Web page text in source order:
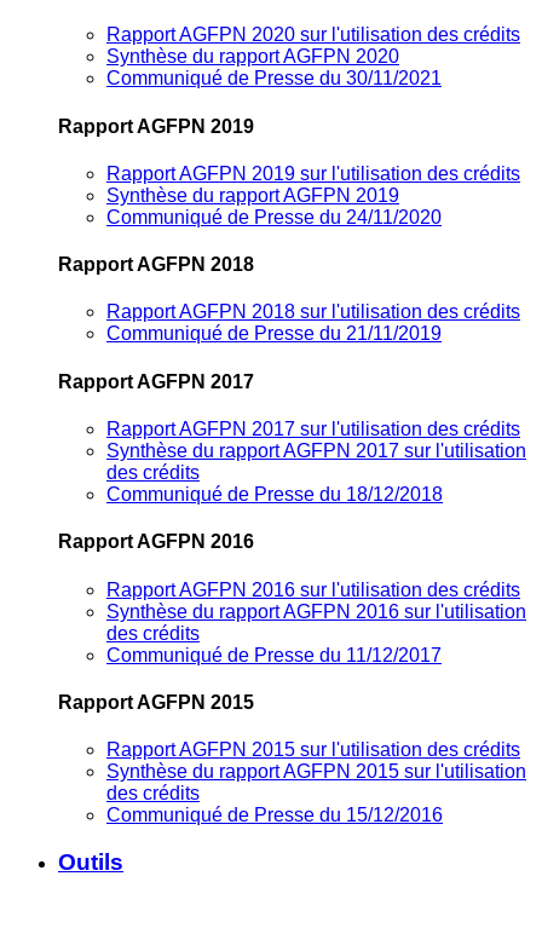
Rapport AGFPN 2020 sur l'utilisation des crédits
Synthèse du rapport AGFPN 2020
Communiqué de Presse du 30/11/2021
Rapport AGFPN 2019
Rapport AGFPN 2019 sur l'utilisation des crédits
Synthèse du rapport AGFPN 2019
Communiqué de Presse du 24/11/2020
Rapport AGFPN 2018
Rapport AGFPN 2018 sur l'utilisation des crédits
Communiqué de Presse du 21/11/2019
Rapport AGFPN 2017
Rapport AGFPN 2017 sur l'utilisation des crédits
Synthèse du rapport AGFPN 2017 sur l'utilisation
des crédits
Communiqué de Presse du 18/12/2018
Rapport AGFPN 2016
Rapport AGFPN 2016 sur l'utilisation des crédits
Synthèse du rapport AGFPN 2016 sur l'utilisation
des crédits
Communiqué de Presse du 11/12/2017
Rapport AGFPN 2015
Rapport AGFPN 2015 sur l'utilisation des crédits
Synthèse du rapport AGFPN 2015 sur l'utilisation
des crédits
Communiqué de Presse du 15/12/2016
Outils